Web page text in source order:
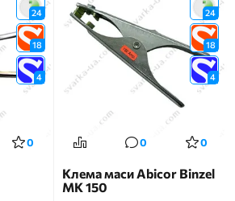
24
18
4
0
24
18
4
0 0
Клема маси Abicor Binzel
МК 150